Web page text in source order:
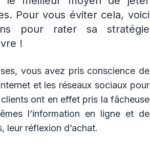
Pour vous éviter cela, voici
pour rater sa stratégie
!
vous avez pris conscience de
et les réseaux sociaux pour
ont en effet pris la fâcheuse
l’information en ligne et de
leur réflexion d’achat.